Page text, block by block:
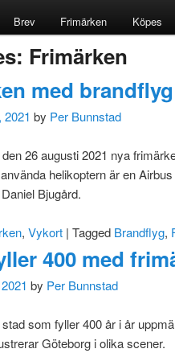
Brev Frimärken Köpes
Frimärken
med brandflyg
2021 by Per Bunnstad
26 augusti 2021 nya
helikoptern är en
Bjugård.
, Vykort | Tagged Brandflyg,
400 med
by Per Bunnstad
som fyller 400 år i år
Göteborg i olika scener.